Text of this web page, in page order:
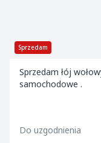
Sprzedam
Sprzedam łój
samochodowe .
Do uzgodnienia